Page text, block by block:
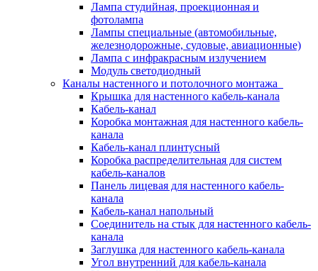
Лампа студийная, проекционная и
фотолампа
Лампы специальные (автомобильные,
железнодорожные, судовые, авиационные)
Лампа с инфракрасным излучением
Модуль светодиодный
Каналы настенного и потолочного монтажа
Крышка для настенного кабель-канала
Кабель-канал
Коробка монтажная для настенного кабель-
канала
Кабель-канал плинтусный
Коробка распределительная для систем
кабель-каналов
Панель лицевая для настенного кабель-
канала
Кабель-канал напольный
Соединитель на стык для настенного кабель-
канала
Заглушка для настенного кабель-канала
Угол внутренний для кабель-канала